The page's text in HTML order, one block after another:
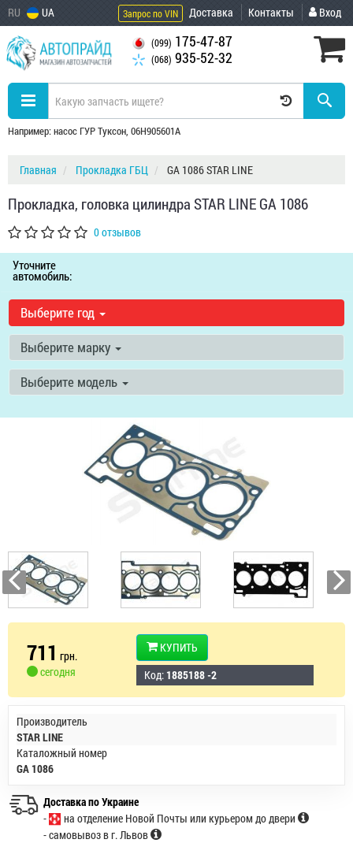
RU UA Запрос по VIN Доставка Контакты Вход
(099) 175-47-87
(068) 935-52-32
Например: насос ГУР Туксон, 06H905601A
Главная Прокладка ГБЦ GA 1086 STAR LINE
Прокладка, головка цилиндра STAR LINE GA 1086
0 отзывов
Уточните
автомобиль:
Выберите год
Выберите марку
Выберите модель
711 грн.
сегодня
КУПИТЬ
Код: 1885188 -2
Производитель
STAR LINE
Каталожный номер
GA 1086
Доставка по Украине
-
на отделение Новой Почты или курьером до двери
- самовывоз в г. Львов